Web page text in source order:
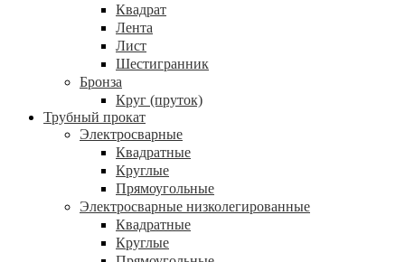
Квадрат
Лента
Лист
Шестигранник
Бронза
Круг (пруток)
Трубный прокат
Электросварные
Квадратные
Круглые
Прямоугольные
Электросварные низколегированные
Квадратные
Круглые